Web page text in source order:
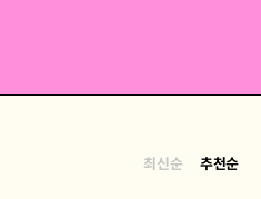
최신순 추천순